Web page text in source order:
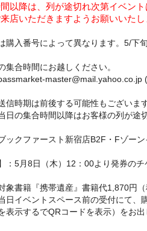
以降は、列が途切れ次第イベント
店いただきますようお願いいたし
購入番号によって異なります。5/下
集合時間にお越しください。
master@mail.yahoo.co.jp
信時期は前後する可能性もございます
日の集合時間以降はお客様の列が途
ックファースト新宿店B2F・Fゾー
：5月8日（木）12：00より発券のチ
象書籍『携帯遺産』書籍代1,870円（
日イベントスペース前の受付にて、
表示するでQRコードを表示）をお